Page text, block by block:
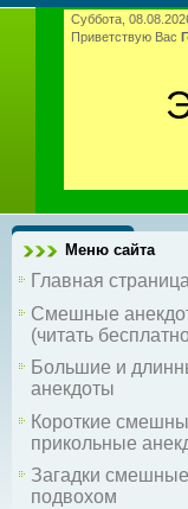
Суббота,
Приветствую Вас
Меню сайта
Главная страница
Смешные
(читать
Большие и
анекдоты
Короткие
прикольные
Загадки
подвохом